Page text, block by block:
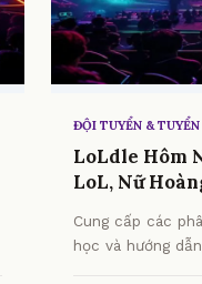
ĐỘI TUYỂN &
LoLdle Hôm
LoL, Nữ
Cung cấp các
học và hướng